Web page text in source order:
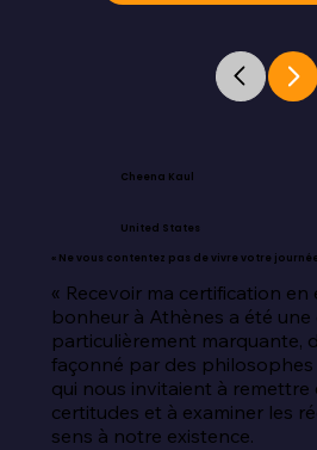
Cheena Kaul
United States
« Ne vous contentez pas de vivre votre
« Recevoir ma certification en
bonheur à Athènes a été une
particulièrement marquante,
façonné par des philosophes
qui nous invitaient à remettre
certitudes et à examiner les
sens à notre existence.